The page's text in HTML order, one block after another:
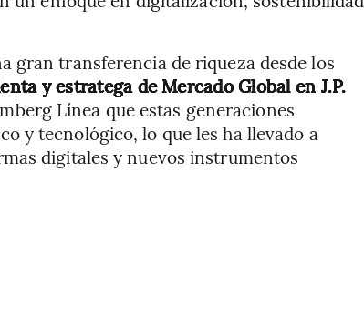
gran transferencia de riqueza desde los
y estratega de Mercado Global en J.P.
Línea que estas generaciones
y tecnológico, lo que les ha llevado a
digitales y nuevos instrumentos